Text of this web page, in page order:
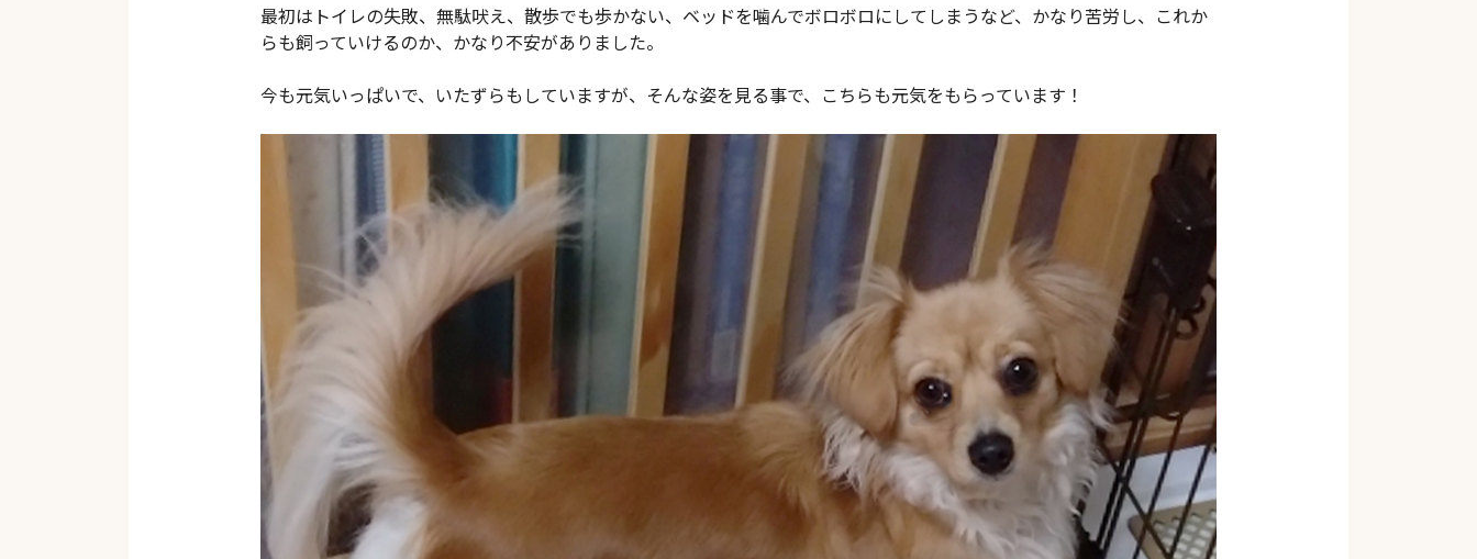
最初はトイレの失敗、無駄吠え、散歩でも歩かない、ベッドを噛んでボロボロにしてしまうなど、かなり苦労し、これか
らも飼っていけるのか、かなり不安がありました。
今も元気いっぱいで、いたずらもしていますが、そんな姿を見る事で、こちらも元気をもらっています！